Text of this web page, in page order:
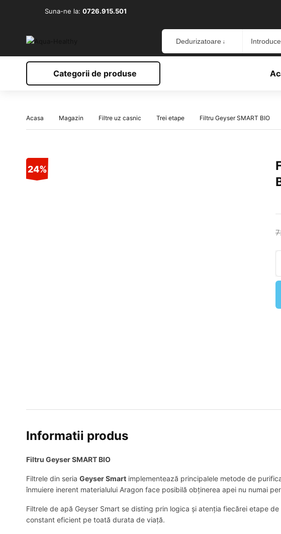
Suna-ne la: 0726.915.501
Categorii de produse
Acasa Magazin Filtre uz casnic Trei etape Filtru Geyser SMART BIO
24%
Informatii produs
Filtru Geyser SMART BIO
Filtrele din seria Geyser Smart implementează principalele metode de
înmuiere inerent materialului Aragon face posibilă obținerea apei nu numai
Filtrele de apă Geyser Smart se disting prin logica și atenția fiecărei etape
constant eficient pe toată durata de viață.